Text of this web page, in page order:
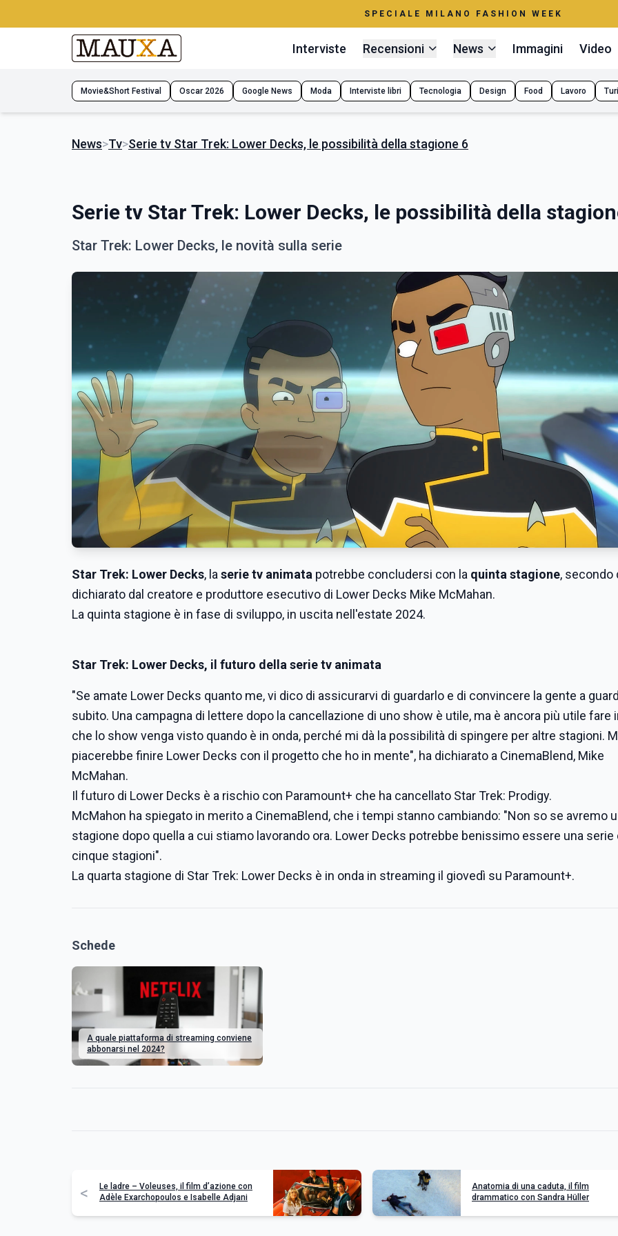
SPECIALE MILANO FASHION WEEK
Interviste Recensioni News Immagini Video
Movie&Short Festival Oscar 2026 Google News Moda Interviste libri Tecnologia Design Food Lavoro
News>Tv>Serie tv Star Trek: Lower Decks, le possibilità della stagione 6
Serie tv Star Trek: Lower Decks, le possibilità della
Star Trek: Lower Decks, le novità sulla serie
Star Trek: Lower Decks, la serie tv animata potrebbe concludersi con la quinta stagione, secondo
dichiarato dal creatore e produttore esecutivo di Lower Decks Mike McMahan.
La quinta stagione è in fase di sviluppo, in uscita nell'estate 2024.
Star Trek: Lower Decks, il futuro della serie tv animata
"Se amate Lower Decks quanto me, vi dico di assicurarvi di guardarlo e di convincere la gente a
subito. Una campagna di lettere dopo la cancellazione di uno show è utile, ma è ancora più utile fare
che lo show venga visto quando è in onda, perché mi dà la possibilità di spingere per altre stagioni.
piacerebbe finire Lower Decks con il progetto che ho in mente", ha dichiarato a CinemaBlend, Mike
McMahan.
Il futuro di Lower Decks è a rischio con Paramount+ che ha cancellato Star Trek: Prodigy.
McMahon ha spiegato in merito a CinemaBlend, che i tempi stanno cambiando: "Non so se avremo
stagione dopo quella a cui stiamo lavorando ora. Lower Decks potrebbe benissimo essere una serie
cinque stagioni".
La quarta stagione di Star Trek: Lower Decks è in onda in streaming il giovedì su Paramount+.
Schede
A quale piattaforma di streaming conviene
abbonarsi nel 2024?
<
Le ladre – Voleuses, il film d’azione con
Adèle Exarchopoulos e Isabelle Adjani
Anatomia di una caduta, il film
drammatico con Sandra Hüller